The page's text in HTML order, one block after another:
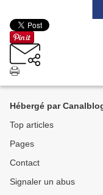
Hébergé par
Top articles
Pages
Contact
Signaler un abus